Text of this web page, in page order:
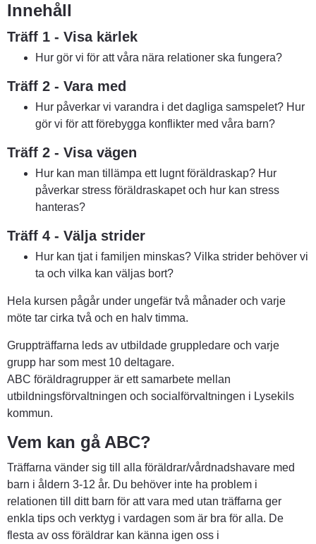
Innehåll
Träff 1 - Visa kärlek
Hur gör vi för att våra nära relationer ska fungera?
Träff 2 - Vara med
Hur påverkar vi varandra i det dagliga samspelet? Hur
gör vi för att förebygga konflikter med våra barn?
Träff 2 - Visa vägen
Hur kan man tillämpa ett lugnt föräldraskap? Hur
påverkar stress föräldraskapet och hur kan stress
hanteras?
Träff 4 - Välja strider
Hur kan tjat i familjen minskas? Vilka strider behöver vi
ta och vilka kan väljas bort?
Hela kursen pågår under ungefär två månader och varje
möte tar cirka två och en halv timma.
Gruppträffarna leds av utbildade gruppledare och varje
grupp har som mest 10 deltagare.
ABC föräldragrupper är ett samarbete mellan
utbildningsförvaltningen och socialförvaltningen i Lysekils
kommun.
Vem kan gå ABC?
Träffarna vänder sig till alla föräldrar/vårdnadshavare med
barn i åldern 3-12 år. Du behöver inte ha problem i
relationen till ditt barn för att vara med utan träffarna ger
enkla tips och verktyg i vardagen som är bra för alla. De
flesta av oss föräldrar kan känna igen oss i